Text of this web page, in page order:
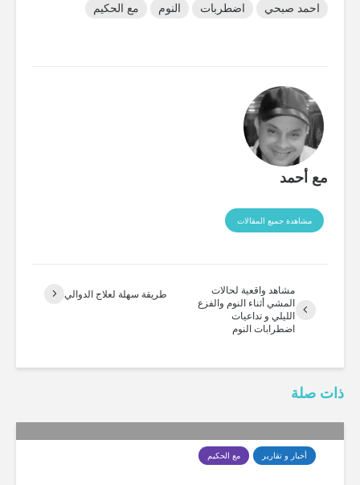
احمد صبحي اضطربات النوم مع الحكيم
مع أحمد
مشاهدة جميع المقالات
مشاهد واقعية لحالات
المشي أثناء النوم والفزع
الليلي و تداعيات
اضطرابات النوم
طريقة سهلة لعلاج الدوالي
ذات صلة
أخبار و تقارير مع الحكيم